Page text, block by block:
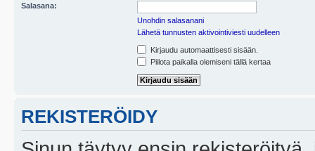
Salasana:
Unohdin salasanani
Lähetä tunnusten aktivointiviesti uudelleen
Kirjaudu automaattisesti sisään.
Piilota paikalla olemiseni tällä kertaa
REKISTERÖIDY